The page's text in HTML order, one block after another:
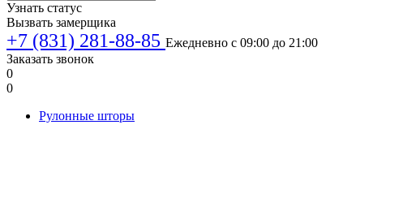
Узнать статус
Вызвать замерщика
+7 (831) 281-88-85 Ежедневно с 09:00 до 21:00
Заказать звонок
0
0
Рулонные шторы